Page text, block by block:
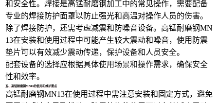
和安全性。焊接是高锰耐磨钢加工中的常见操作，需要配备
专业的焊接防护面罩以防止强光和高温对操作人员的伤害。
除了焊接防护，还需考虑减震和防噪音设备。高锰耐磨钢MN
13在安装和使用过程中可能产生较大震动和噪音，使用 防震
垫片可以有效减少震动传递，保护设备和人员安全。
配套设备的选择应根据具体使用场景和操作需求，确保安全
性和效率。
五、高锰耐磨钢MN13的使用和维护要点
高锰耐磨钢MN13在使用过程中需注意安装和固定方式，避免